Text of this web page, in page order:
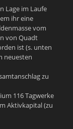
Lage im Laufe
ihr eine
vom
von Quadt
ist (s. unten
neuesten
zu
116 Tagwerke
Aktivkapital (zu